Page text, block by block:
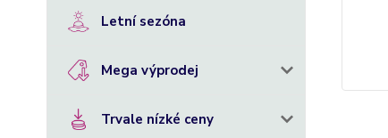
Letní sezóna
Mega výprodej
Trvale nízké ceny